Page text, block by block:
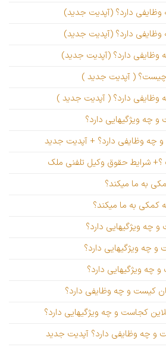
دارد؟ (آپدیت جدید)
دارد؟ (آپدیت جدید)
دارد؟ (آپدیت جدید)
چیست؟ ( آپدیت جدید )
دارد؟ ( آپدیت جدید )
چه ویژگیهایی دارد؟
وظایفی دارد؟ + آپدیت جدید
شرایط حقوق وکیل تلفنی ملک
به ما میکند؟
کمکی به ما میکند؟
چه ویژگیهایی دارد؟
چه ویژگیهایی دارد؟
ویژگیهایی دارد؟
کیست و چه وظایفی دارد؟
کجاست و چه ویژگیهایی دارد؟
و چه وظایفی دارد؟ آپدیت جدید